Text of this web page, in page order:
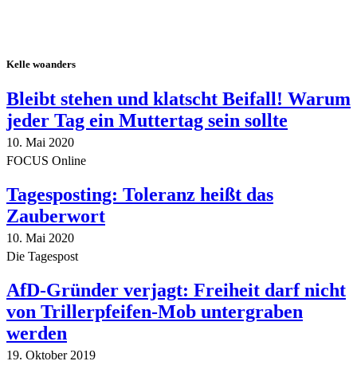
Kelle woanders
Bleibt stehen und klatscht Beifall! Warum
jeder Tag ein Muttertag sein sollte
10. Mai 2020
FOCUS Online
Tagesposting: Toleranz heißt das
Zauberwort
10. Mai 2020
Die Tagespost
AfD-Gründer verjagt: Freiheit darf nicht
von Trillerpfeifen-Mob untergraben
werden
19. Oktober 2019